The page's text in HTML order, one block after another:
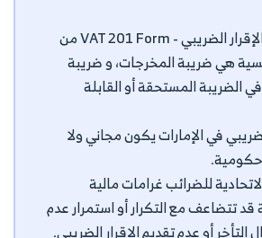
يتكون نموذج الإقرار الضريبي - VAT 201 Form من
هي ضريبة المخرجات، و ضريبة
الضريبة المستحقة أو القابلة
في الإمارات يكون مجاني ولا
للضرائب غرامات مالية
قد تتضاعف مع التكرار أو استمرار عدم
التأخر أو عدم تقديم الإقرار الضريبي.